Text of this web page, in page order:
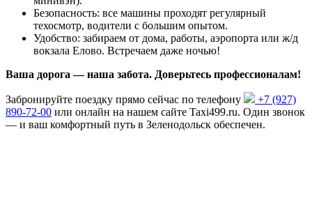
Безопасность: все машины проходят регулярный
техосмотр, водители с большим опытом.
Удобство: забираем от дома, работы, аэропорта или ж/д
вокзала Елово. Встречаем даже ночью!
Ваша дорога — наша забота. Доверьтесь профессионалам!
Забронируйте поездку прямо сейчас по телефону
+7 (927)
890-72-00 или онлайн на нашем сайте Taxi499.ru. Один звонок
— и ваш комфортный путь в Зеленодольск обеспечен.